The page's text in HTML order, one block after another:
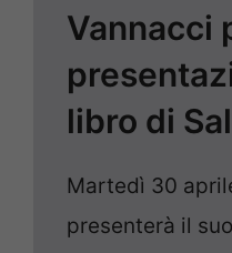
Vannacci
libro di
Martedì 30
presenterà il